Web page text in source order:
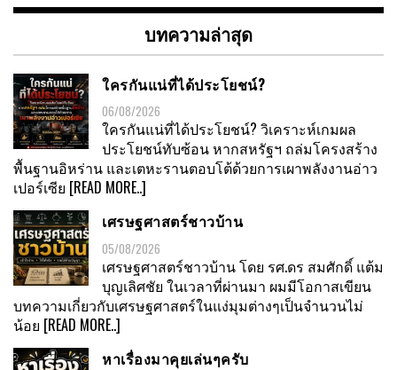
หมู่
บทความล่าสุด
ใครกันแน่ที่ได้ประโยชน์?
06/08/2026
ใครกันแน่ที่ได้ประโยชน์? วิเคราะห์เกมผล
ประโยชน์ทับซ้อน หากสหรัฐฯ ถล่มโครงสร้าง
พื้นฐานอิหร่าน และเตหะรานตอบโต้ด้วยการเผาพลังงานอ่าว
เปอร์เซีย [READ MORE..]
เศรษฐศาสตร์ชาวบ้าน
05/08/2026
เศรษฐศาสตร์ชาวบ้าน โดย รศ.ดร สมศักดิ์ แต้ม
บุญเลิศชัย ในเวลาที่ผ่านมา ผมมีโอกาสเขียน
บทความเกี่ยวกับเศรษฐศาสตร์ในแง่มุมต่างๆเป็นจำนวนไม่
น้อย [READ MORE..]
หาเรื่องมาคุยเล่นๆครับ